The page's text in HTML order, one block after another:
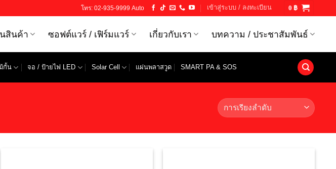
โทร: 02-935-9999 Auto เข้าสู่ระบบ / ลงทะเบียน 0 ฿
สินค้า ซอฟต์แวร์ / เฟิร์มแวร์ เกี่ยวกับเรา บทความ / ประชาสัมพันธ์
กั้น จอ / ป้ายไฟ LED Solar Cell แผ่นพลาสวูด SMART PA & SOS